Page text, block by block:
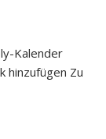
Kalender
hinzufügen Zu